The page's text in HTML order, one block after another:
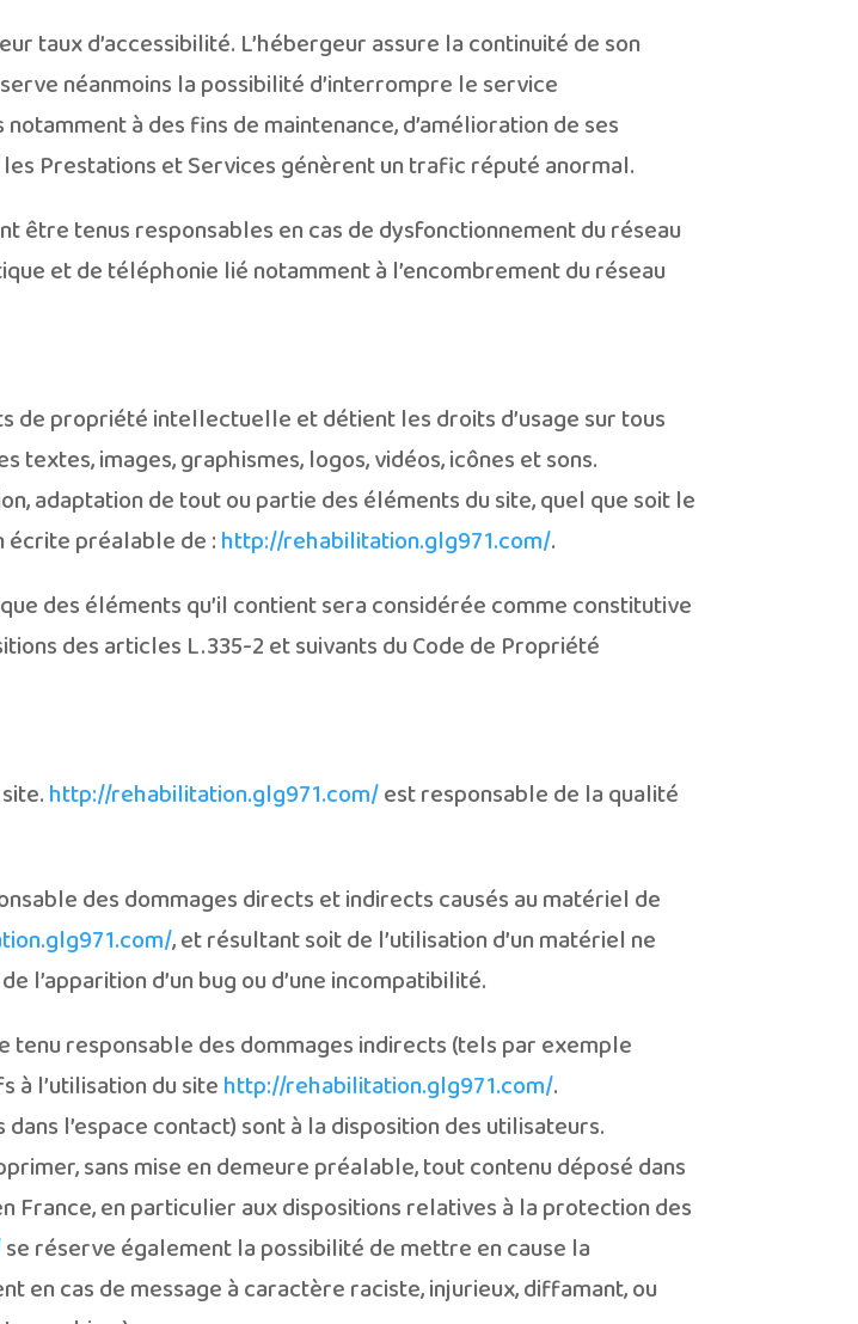
taux d’accessibilité. L’hébergeur assure la continuité de son
néanmoins la possibilité d’interrompre le service
à des fins de maintenance, d’amélioration de ses
Prestations et Services génèrent un trafic réputé anormal.
être tenus responsables en cas de dysfonctionnement du réseau
et de téléphonie lié notamment à l’encombrement du réseau
de propriété intellectuelle et détient les droits d’usage sur tous
images, graphismes, logos, vidéos, icônes et sons.
adaptation de tout ou partie des éléments du site, quel que soit le
écrite préalable de :http://rehabilitation.glg971.com/.
des éléments qu’il contient sera considérée comme constitutive
des articles L.335-2 et suivants du Code de Propriété
http://rehabilitation.glg971.com/est responsable de la qualité
des dommages directs et indirects causés au matériel de
, et résultant soit de l’utilisation d’un matériel ne
l’apparition d’un bug ou d’une incompatibilité.
tenu responsable des dommages indirects (tels par exemple
à l’utilisation du sitehttp://rehabilitation.glg971.com/.
l’espace contact) sont à la disposition des utilisateurs.
sans mise en demeure préalable, tout contenu déposé dans
en particulier aux dispositions relatives à la protection des
se réserve également la possibilité de mettre en cause la
en cas de message à caractère raciste, injurieux, diffamant, ou